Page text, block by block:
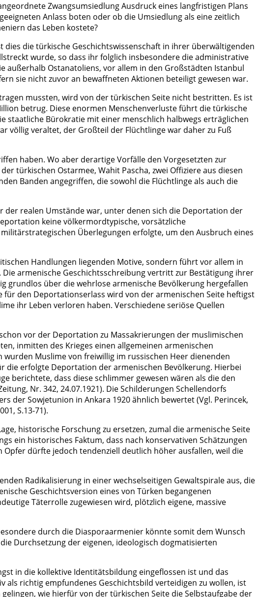
Zwangsumsiedlung Ausdruck eines langfristigen Plans
Anlass boten oder ob die Umsiedlung als eine zeitlich
das Leben kostete?
die türkische Geschichtswissenschaft in ihrer überwältigenden
wurde, so dass ihr folglich insbesondere die administrative
außerhalb Ostanatoliens, vor allem in den Großstädten Istanbul
sie nicht zuvor an bewaffneten Aktionen beteiligt gewesen war.
mussten, wird von der türkischen Seite nicht bestritten. Es ist
betrug. Diese enormen Menschenverluste führt die türkische
staatliche Bürokratie mit einer menschlich halbwegs erträglichen
völlig veraltet, der Großteil der Flüchtlinge war daher zu Fuß
haben. Wo aber derartige Vorfälle den Vorgesetzten zur
türkischen Ostarmee, Wahit Pascha, zwei Offiziere aus diesen
Banden angegriffen, die sowohl die Flüchtlinge als auch die
der realen Umstände war, unter denen sich die Deportation der
keine völkermordtypische, vorsätzliche
Überlegungen erfolgte, um den Ausbruch eines
Handlungen liegenden Motive, sondern führt vor allem in
armenische Geschichtsschreibung vertritt zur Bestätigung ihrer
grundlos über die wehrlose armenische Bevölkerung hergefallen
den Deportationserlass wird von der armenischen Seite heftigst
ihr Leben verloren haben. Verschiedene seriöse Quellen
vor der Deportation zu Massakrierungen der muslimischen
inmitten des Krieges einen allgemeinen armenischen
Muslime von freiwillig im russischen Heer dienenden
die erfolgte Deportation der armenischen Bevölkerung. Hierbei
berichtete, dass diese schlimmer gewesen wären als die den
Nr. 342, 24.07.1921). Die Schilderungen Schellendorfs
der Sowjetunion in Ankara 1920 ähnlich bewertet (Vgl. Perincek,
S.13-71).
historische Forschung zu ersetzen, zumal die armenische Seite
ein historisches Faktum, dass nach konservativen Schätzungen
Opfer dürfte jedoch tendenziell deutlich höher ausfallen, weil die
Radikalisierung in einer wechselseitigen Gewaltspirale aus, die
Geschichtsversion eines von Türken begangenen
Täterrolle zugewiesen wird, plötzlich eigene, massive
durch die Diasporaarmenier könnte somit dem Wunsch
Durchsetzung der eigenen, ideologisch dogmatisierten
in die kollektive Identitätsbildung eingeflossen ist und das
richtig empfundenes Geschichtsbild verteidigen zu wollen, ist
wie hierfür von der türkischen Seite die Selbstaufgabe der